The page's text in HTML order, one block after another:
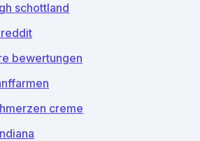
schottland
bewertungen
creme